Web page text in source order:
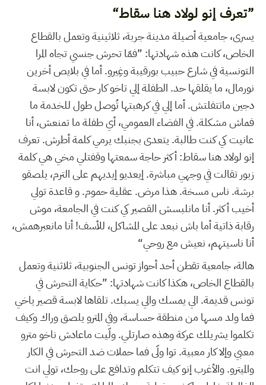
”تعرف إنو لولاد هنا سقاط“
يسرى، جامعية أصيلة مدينة جربة، ثلاثينية وتعمل بالقطاع
الخاص، كانت هذه شهادتها: ”فمّا تحرش جنسي تجاه المرا
التونسية في شارع حبيب بورقيبة وغِيرو. أما في بلايص أخرين
نورمال، ما يقلقها حد. الطفلة إلي تاخو كار حتى تكون لابسة
دجين ماتتفلتش. أما إلي في كرهبتها تُوصل طول للخدمة ما
فماش مشكلة. في الفضاء العمومي، أي طفلة ما تمنعش، أنا
عانيت كي كنت طالبة. يتعدى بجنبك يرمي كلمة أطرش. تعرف
إنو لولاد هنا سقاط: أكثر حاجة سمعتها وقفتلي مخي هي كلمة
زبور تقالت في وجهي مباشرة. إيعديو إيديهم على الترم، يلصقو
برشة. ناس مسخة. هذا مرض. عقلية حموم. و قاعدة تولي
أخيب أكثر. أنا مانلبسش القصير كي كنت في الجامعة، موش
رقابة ذاتية أما باش نبعد على المشاكل، للأسف! أنا مانعبرهمش،
أنا ناسيتهم، نعيش مع روحي“
هالة، جامعية تقطن أحد أحواز تونس الجنوبية، ثلاثنية وتعمل
بالقطاع الخاص، هكذا كانت شهادتها: ”حكاية التحرش في
تونس قديمة. الي يمسك والي يسبك. تلقاها لابسة قصير ياخي
فما ولد مسها من منطقة حساسة، وفي المترو يلصق وراك وكيف
تكلموا يشريلك عركة وهذه صارتلي. ولّيت ماعادش ناخو مترو
معبي وإلا كار معبية. توا ولّى فما حملات ضد التحرش في الكار
والميترو. والأغرب إنو كيف تتكلم وتدافع على روحك، تولي انت